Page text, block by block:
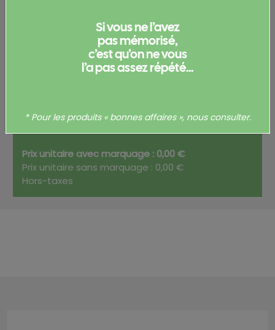
Votre commande
€
Prix unitaire avec marquage : 0,00 €
Prix unitaire sans marquage : 0,00 €
Hors-taxes
Si vous ne l’avez
pas mémorisé,
c’est qu’on ne vous
l’a pas assez répété...
* Pour les produits « bonnes affaires », nous consulter.